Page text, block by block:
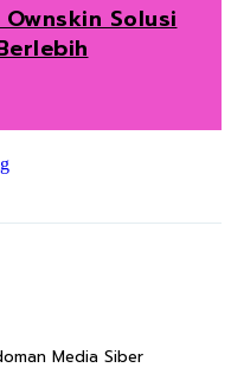
Solusi
Media Siber